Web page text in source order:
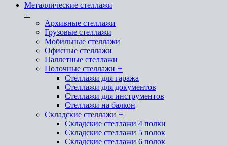
Металлические стеллажи
+
Архивные стеллажи
Грузовые стеллажи
Мобильные стеллажи
Офисные стеллажи
Паллетные стеллажи
Полочные стеллажи +
Стеллажи для гаража
Стеллажи для документов
Стеллажи для инструментов
Стеллажи на балкон
Складские стеллажи +
Складские стеллажи 4 полки
Складские стеллажи 5 полок
Складские стеллажи 6 полок